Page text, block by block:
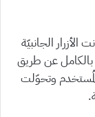
الجانبيّة
بالكامل عن طريق
وتحوّلت